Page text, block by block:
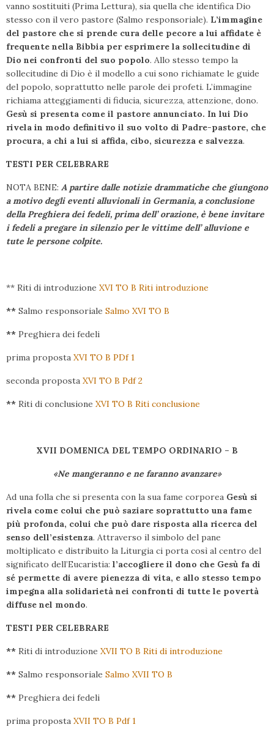
vanno sostituiti (Prima Lettura), sia quella che identifica Dio
stesso con il vero pastore (Salmo responsoriale). L’immagine
del pastore che si prende cura delle pecore a lui affidate è
frequente nella Bibbia per esprimere la sollecitudine di
Dio nei confronti del suo popolo. Allo stesso tempo la
sollecitudine di Dio è il modello a cui sono richiamate le guide
del popolo, soprattutto nelle parole dei profeti. L’immagine
richiama atteggiamenti di fiducia, sicurezza, attenzione, dono.
Gesù si presenta come il pastore annunciato. In lui Dio
rivela in modo definitivo il suo volto di Padre-pastore, che
procura, a chi a lui si affida, cibo, sicurezza e salvezza.
TESTI PER CELEBRARE
NOTA BENE: A partire dalle notizie drammatiche che giungono
a motivo degli eventi alluvionali in Germania, a conclusione
della Preghiera dei fedeli, prima dell’ orazione, è bene invitare
i fedeli a pregare in silenzio per le vittime dell’ alluvione e
tute le persone colpite.
** Riti di introduzione XVI TO B Riti introduzione
** Salmo responsoriale Salmo XVI TO B
** Preghiera dei fedeli
prima proposta XVI TO B PDf 1
seconda proposta XVI TO B Pdf 2
** Riti di conclusione XVI TO B Riti conclusione
XVII DOMENICA DEL TEMPO ORDINARIO – B
«Ne mangeranno e ne faranno avanzare»
Ad una folla che si presenta con la sua fame corporea Gesù si
rivela come colui che può saziare soprattutto una fame
più profonda, colui che può dare risposta alla ricerca del
senso dell’esistenza. Attraverso il simbolo del pane
moltiplicato e distribuito la Liturgia ci porta così al centro del
significato dell’Eucaristia: l’accogliere il dono che Gesù fa di
sé permette di avere pienezza di vita, e allo stesso tempo
impegna alla solidarietà nei confronti di tutte le povertà
diffuse nel mondo.
TESTI PER CELEBRARE
** Riti di introduzione XVII TO B Riti di introduzione
** Salmo responsoriale Salmo XVII TO B
** Preghiera dei fedeli
prima proposta XVII TO B Pdf 1